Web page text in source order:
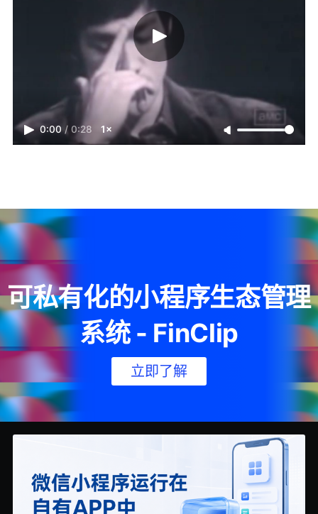
0:00 / 0:28 1×
可私有化的小程序生态管理
系统 - FinClip
立即了解